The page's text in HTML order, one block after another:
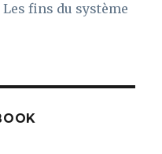
fins du système